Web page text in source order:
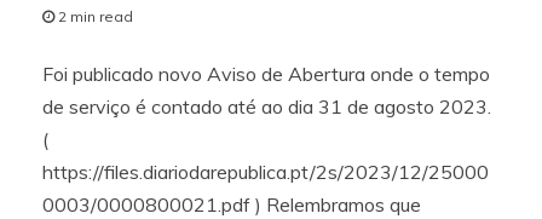
2 min read
Foi publicado novo Aviso de Abertura onde o tempo
de serviço é contado até ao dia 31 de agosto 2023.
(
https://files.diariodarepublica.pt/2s/2023/12/25000
0003/0000800021.pdf ) Relembramos que